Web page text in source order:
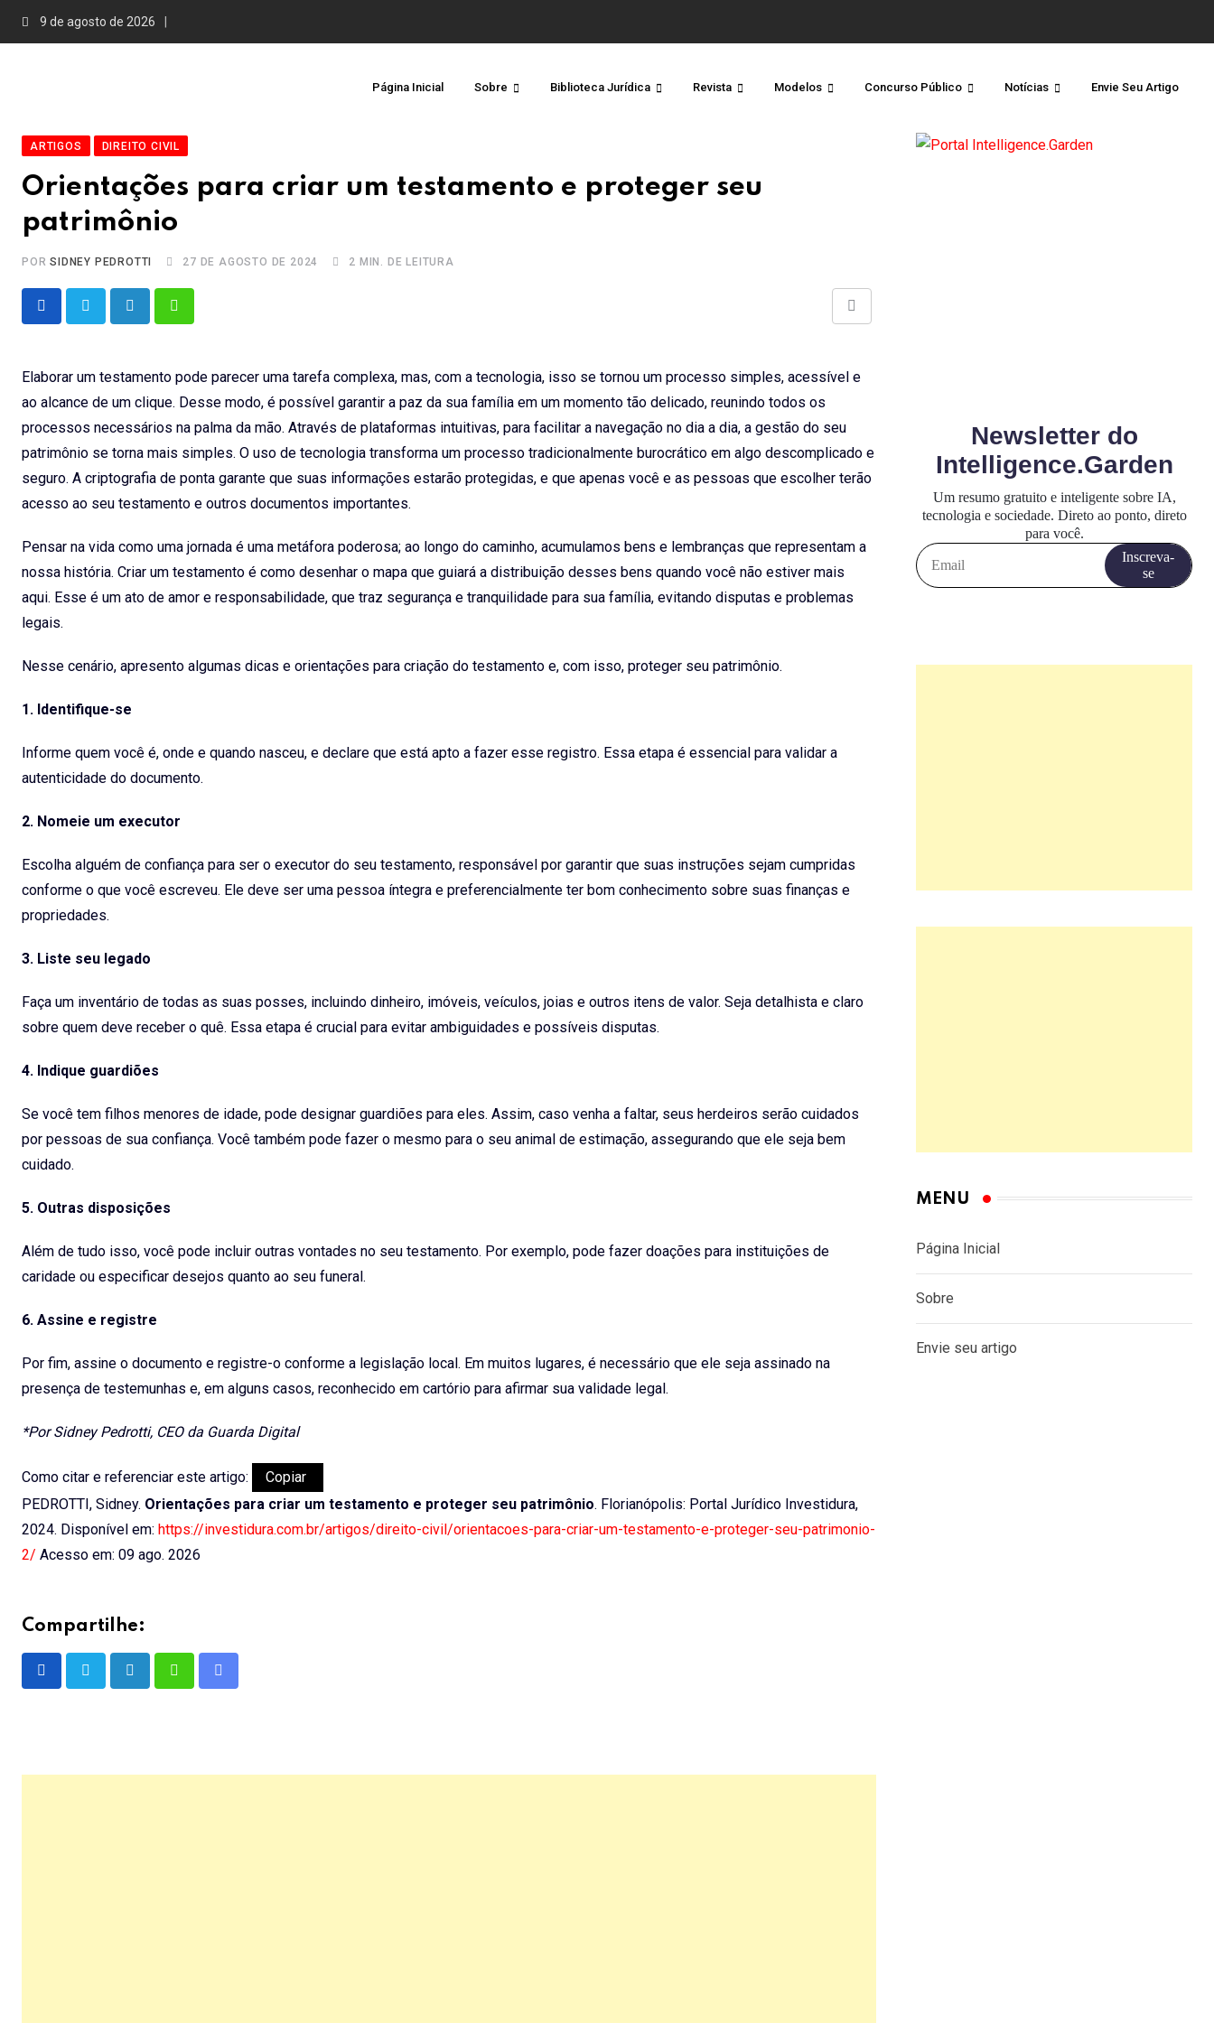
9 de agosto de 2026
Página Inicial Sobre Biblioteca Jurídica Revista Modelos Concurso Público Notícias Envie Seu Artigo
ARTIGOS DIREITO CIVIL
Orientações para criar um testamento e proteger seu
patrimônio
PORSIDNEY PEDROTTI 27 DE AGOSTO DE 2024 2 MIN. DE LEITURA
LinkedInWhatsapp
Share
Elaborar um testamento pode parecer uma tarefa complexa, mas, com a tecnologia, isso se tornou um processo simples, acessível e
ao alcance de um clique. Desse modo, é possível garantir a paz da sua família em um momento tão delicado, reunindo todos os
processos necessários na palma da mão. Através de plataformas intuitivas, para facilitar a navegação no dia a dia, a gestão do seu
patrimônio se torna mais simples. O uso de tecnologia transforma um processo tradicionalmente burocrático em algo descomplicado e
seguro. A criptografia de ponta garante que suas informações estarão protegidas, e que apenas você e as pessoas que escolher terão
acesso ao seu testamento e outros documentos importantes.
Pensar na vida como uma jornada é uma metáfora poderosa; ao longo do caminho, acumulamos bens e lembranças que representam a
nossa história. Criar um testamento é como desenhar o mapa que guiará a distribuição desses bens quando você não estiver mais
aqui. Esse é um ato de amor e responsabilidade, que traz segurança e tranquilidade para sua família, evitando disputas e problemas
legais.
Nesse cenário, apresento algumas dicas e orientações para criação do testamento e, com isso, proteger seu patrimônio.
1. Identifique-se
Informe quem você é, onde e quando nasceu, e declare que está apto a fazer esse registro. Essa etapa é essencial para validar a
autenticidade do documento.
2. Nomeie um executor
Escolha alguém de confiança para ser o executor do seu testamento, responsável por garantir que suas instruções sejam cumpridas
conforme o que você escreveu. Ele deve ser uma pessoa íntegra e preferencialmente ter bom conhecimento sobre suas finanças e
propriedades.
3. Liste seu legado
Faça um inventário de todas as suas posses, incluindo dinheiro, imóveis, veículos, joias e outros itens de valor. Seja detalhista e claro
sobre quem deve receber o quê. Essa etapa é crucial para evitar ambiguidades e possíveis disputas.
4. Indique guardiões
Se você tem filhos menores de idade, pode designar guardiões para eles. Assim, caso venha a faltar, seus herdeiros serão cuidados
por pessoas de sua confiança. Você também pode fazer o mesmo para o seu animal de estimação, assegurando que ele seja bem
cuidado.
5. Outras disposições
Além de tudo isso, você pode incluir outras vontades no seu testamento. Por exemplo, pode fazer doações para instituições de
caridade ou especificar desejos quanto ao seu funeral.
6. Assine e registre
Por fim, assine o documento e registre-o conforme a legislação local. Em muitos lugares, é necessário que ele seja assinado na
presença de testemunhas e, em alguns casos, reconhecido em cartório para afirmar sua validade legal.
*Por Sidney Pedrotti, CEO da Guarda Digital
Como citar e referenciar este artigo:
Copiar
PEDROTTI, Sidney. Orientações para criar um testamento e proteger seu patrimônio. Florianópolis: Portal Jurídico Investidura,
2024. Disponível em: https://investidura.com.br/artigos/direito-civil/orientacoes-para-criar-um-testamento-e-proteger-seu-patrimonio-
2/ Acesso em: 09 ago. 2026
Compartilhe:
LinkedInWhatsappShare
MENU
Página Inicial
Sobre
Envie seu artigo